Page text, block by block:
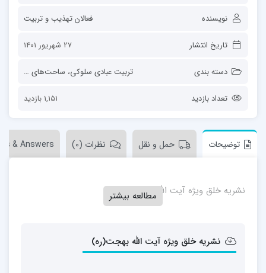
نویسنده فعالان تهذیب و تربیت
تاریخ انتشار 27 شهریور 1401
دسته بندی تربیت عبادی سلوکی، ساحت‌های تربیت
تعداد بازدید 1,151 بازدید
توضیحات حمل و نقل نظرات (0) & Answers
نشریه خلق ویژه آیت الله بهجت(ره)
مطالعه بیشتر
نشریه خلق ویژه آیت الله بهجت(ره)